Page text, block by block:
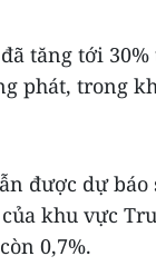
tăng tới
phát, trong
được dự báo
khu vực
0,7%.